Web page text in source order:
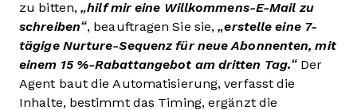
zu bitten,„hilf mir eine Willkommens-E-Mail zu
schreiben“, beauftragen Sie sie,„erstelle eine 7-
tägige Nurture-Sequenz für neue Abonnenten, mit
einem 15 %-Rabattangebot am dritten Tag.“ Der
Agent baut die Automatisierung, verfasst die
Inhalte, bestimmt das Timing, ergänzt die